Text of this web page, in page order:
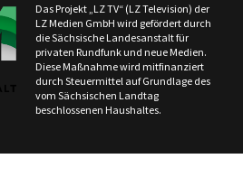
Das Projekt „LZ TV“ (LZ Television) der
LZ Medien GmbH wird gefördert durch
die Sächsische Landesanstalt für
privaten Rundfunk und neue Medien.
Diese Maßnahme wird mitfinanziert
durch Steuermittel auf Grundlage des
vom Sächsischen Landtag
beschlossenen Haushaltes.